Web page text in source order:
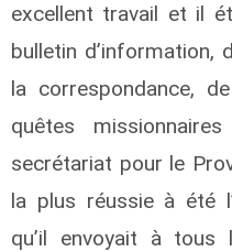
excellent travail et il
bulletin d’information,
la correspondance,
quêtes
secrétariat pour le
la plus réussie à été
qu’il envoyait à tous